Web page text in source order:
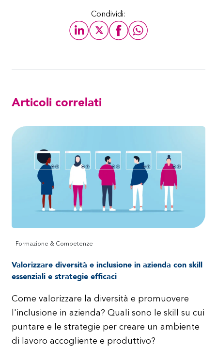
Condividi:
Articoli correlati
Formazione & Competenze
Valorizzare diversità e inclusione in azienda con skill
essenziali e strategie efficaci
Come valorizzare la diversità e promuovere
l'inclusione in azienda? Quali sono le skill su cui
puntare e le strategie per creare un ambiente
di lavoro accogliente e produttivo?